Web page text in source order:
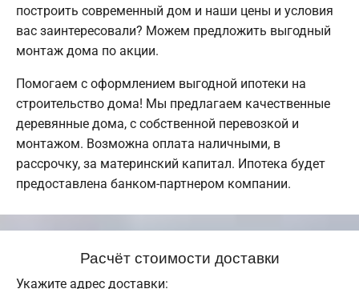
построить современный дом и наши цены и условия
вас заинтересовали? Можем предложить выгодный
монтаж дома по акции.
Помогаем с оформлением выгодной ипотеки на
строительство дома! Мы предлагаем качественные
деревянные дома, с собственной перевозкой и
монтажом. Возможна оплата наличными, в
рассрочку, за материнский капитал. Ипотека будет
предоставлена банком-партнером компании.
Расчёт стоимости доставки
Укажите адрес доставки: